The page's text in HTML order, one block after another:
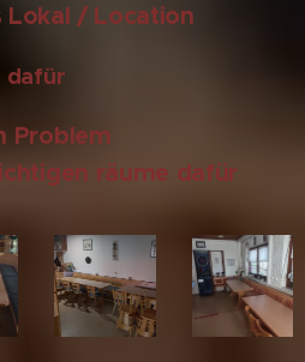
Lokal / Location
dafür
Problem
räume dafür